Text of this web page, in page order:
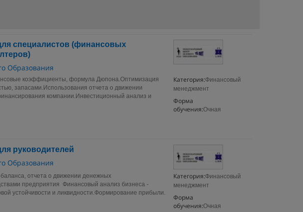
специалистов (финансовых
Образования
Категория:Финансовый
менеджмент
Форма
обучения:Очная
коэффициенты, формула Дюпона.Оптимизация
запасами.Использования отчета о движении
компании.Инвестиционный анализ и
руководителей
Образования
Категория:Финансовый
менеджмент
Форма
обучения:Очная
отчета о движении денежных
предприятия Финансовый анализ бизнеса -
устойчивости и ликвидности.Формирование прибыли.